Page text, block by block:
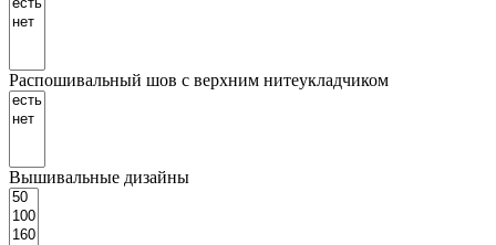
Распошивальный шов с верхним нитеукладчиком
Вышивальные дизайны